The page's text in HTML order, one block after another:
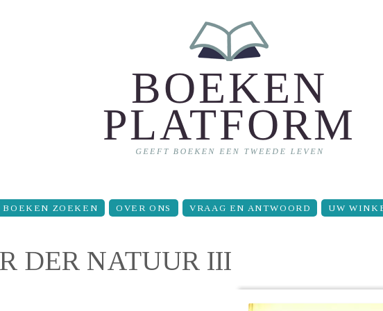
BOEKEN ZOEKEN OVER ONS VRAAG EN ANTWOORD UW
DER NATUUR III